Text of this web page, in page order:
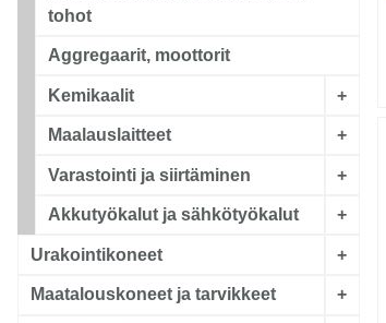
tohot
Aggregaarit, moottorit
Kemikaalit +
Maalauslaitteet +
Varastointi ja siirtäminen +
Akkutyökalut ja sähkötyökalut +
Urakointikoneet +
Maatalouskoneet ja tarvikkeet +